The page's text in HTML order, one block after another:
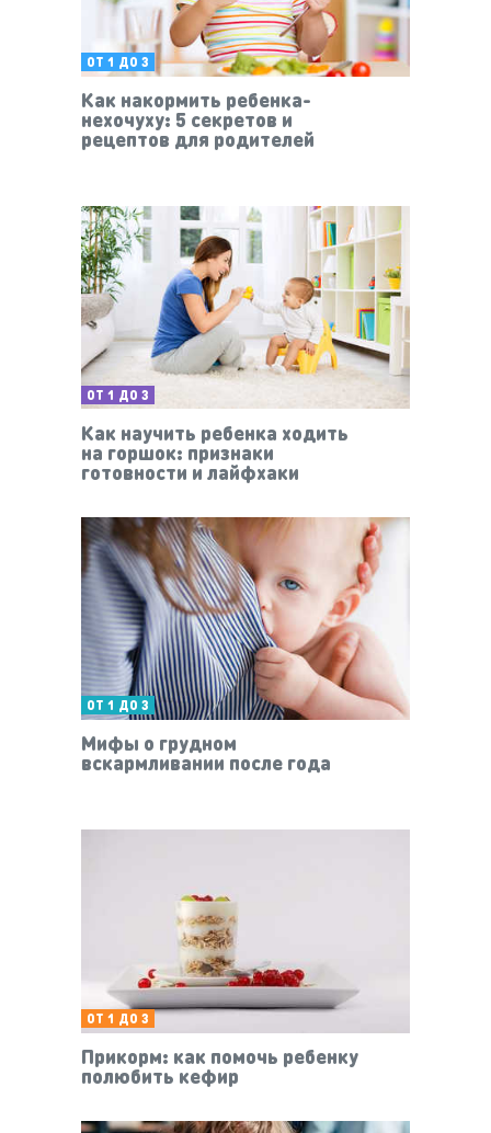
ОТ 1 ДО 3
Как накормить ребенка-
нехочуху: 5 секретов и
рецептов для родителей
ОТ 1 ДО 3
Как научить ребенка ходить
на горшок: признаки
готовности и лайфхаки
ОТ 1 ДО 3
Мифы о грудном
вскармливании после года
ОТ 1 ДО 3
Прикорм: как помочь ребенку
полюбить кефир